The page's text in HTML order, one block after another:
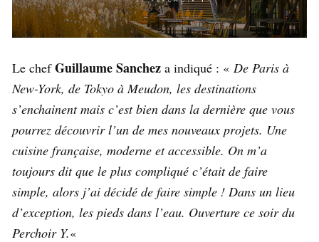
Le chefGuillaume Sanchez a indiqué : « De Paris à
New-York, de Tokyo à Meudon, les destinations
s’enchainent mais c’est bien dans la dernière que vous
pourrez découvrir l’un de mes nouveaux projets. Une
cuisine française, moderne et accessible. On m’a
toujours dit que le plus compliqué c’était de faire
simple, alors j’ai décidé de faire simple ! Dans un lieu
d’exception, les pieds dans l’eau. Ouverture ce soir du
Perchoir Y.«